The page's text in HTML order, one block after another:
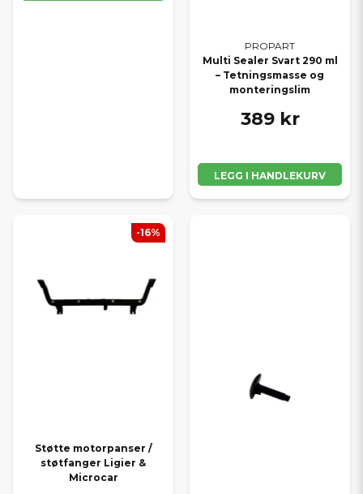
PROPART
Multi Sealer Svart 290 ml
– Tetningsmasse og
monteringslim
389 kr
LEGG I HANDLEKURV
Støtte motorpanser /
støtfanger Ligier &
Microcar
-16%